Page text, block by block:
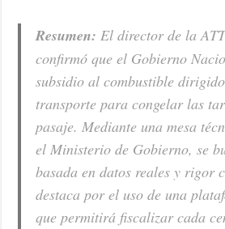
Resumen: El director de la
confirmó que el Gobierno
subsidio al combustible
transporte para congelar las
pasaje. Mediante una mesa
el Ministerio de Gobierno, se
basada en datos reales y rigor
destaca por el uso de una
que permitirá fiscalizar cada